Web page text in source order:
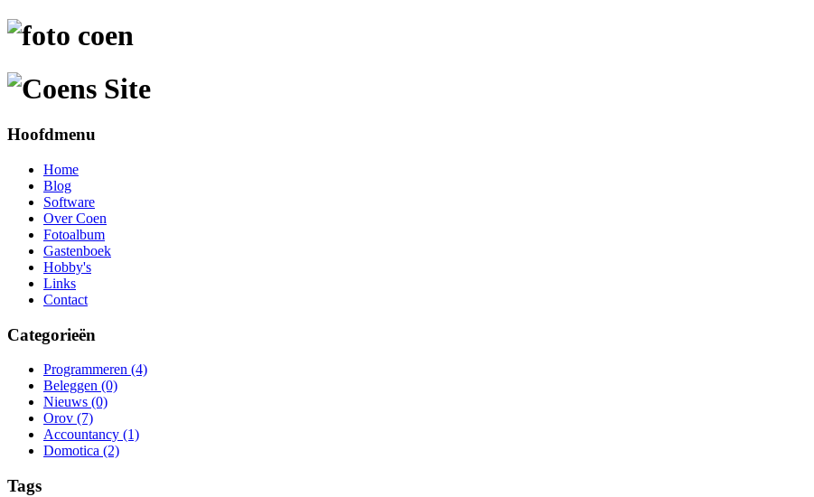
Hoofdmenu
Home
Blog
Software
Over Coen
Fotoalbum
Gastenboek
Hobby's
Links
Contact
Categorieën
Programmeren (4)
Beleggen (0)
Nieuws (0)
Orov (7)
Accountancy (1)
Domotica (2)
Tags